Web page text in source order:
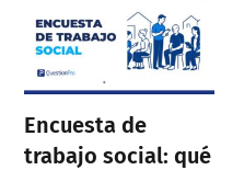
Encuesta de
trabajo social: qué